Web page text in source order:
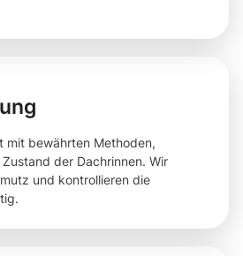
mit bewährten Methoden,
der Dachrinnen. Wir
und kontrollieren die